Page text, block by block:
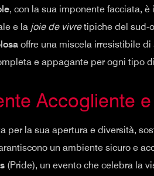
, con la sua imponente facciata,
e la joie de vivretipiche del sud-
offre una miscela irresistibile
e appagante per ogni tipo
Accogliente
per la sua apertura e diversità,
un ambiente sicuro e
(Pride), un evento che celebra la